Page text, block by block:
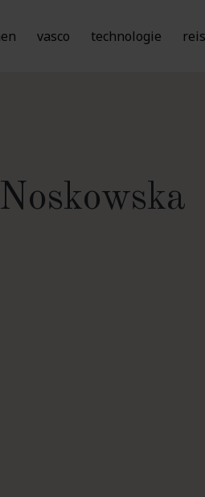
vasco technologie